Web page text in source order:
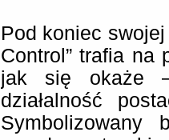
Pod koniec
Control” trafia na
jak się okaże
działalność
Symbolizowany